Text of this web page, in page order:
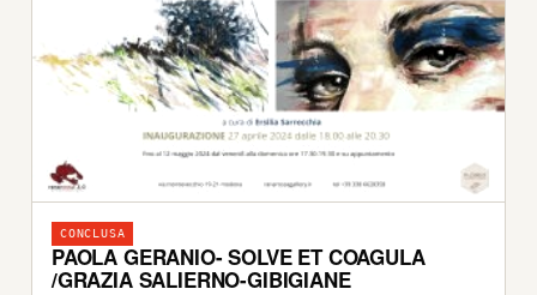
CONCLUSA
PAOLA GERANIO- SOLVE ET COAGULA
/GRAZIA SALIERNO-GIBIGIANE